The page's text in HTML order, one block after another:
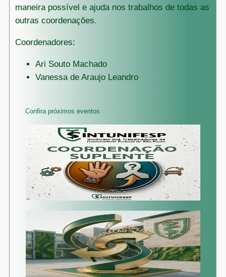
maneira possível e ajuda nos trabalhos de todas as
outras coordenações.
Coordenadores:
Ari Souto Machado
Vanessa de Araujo Leandro
Confira próximos eventos